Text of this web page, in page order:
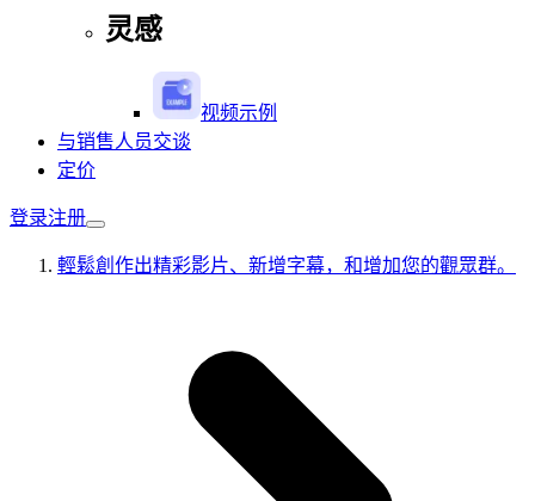
灵感
视频示例
与销售人员交谈
定价
登录注册
輕鬆創作出精彩影片、新增字幕，和增加您的觀眾群。